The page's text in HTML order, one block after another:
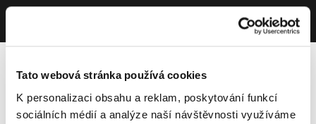
Tato webová stránka používá cookies
K personalizaci obsahu a reklam, poskytování funkcí
sociálních médií a analýze naší návštěvnosti využíváme